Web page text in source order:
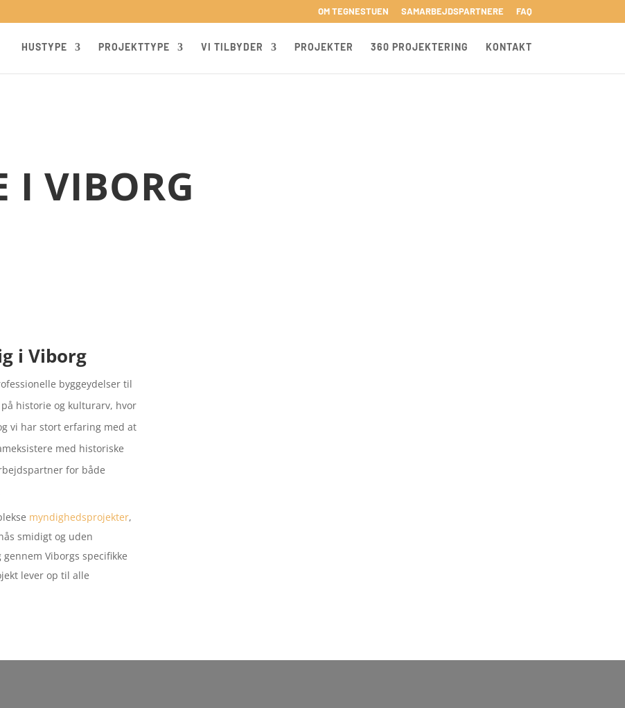
OM TEGNESTUEN SAMARBEJDSPARTNERE FAQ
HUSTYPE PROJEKTTYPE VI TILBYDER PROJEKTER 360 PROJEKTERING KONTAKT
I VIBORG
i Viborg
byggeydelser til
historie og kulturarv, hvor
vi har stort erfaring med at
med historiske
for både
myndighedsprojekter,
smidigt og uden
Viborgs specifikke
lever op til alle